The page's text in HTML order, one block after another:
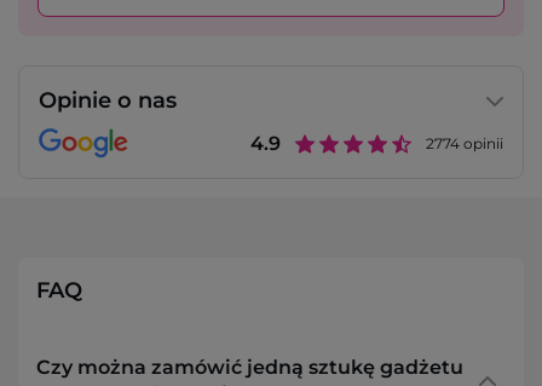
Opinie o nas
4.9 2774 opinii
FAQ
Czy można zamówić jedną sztukę gadżetu